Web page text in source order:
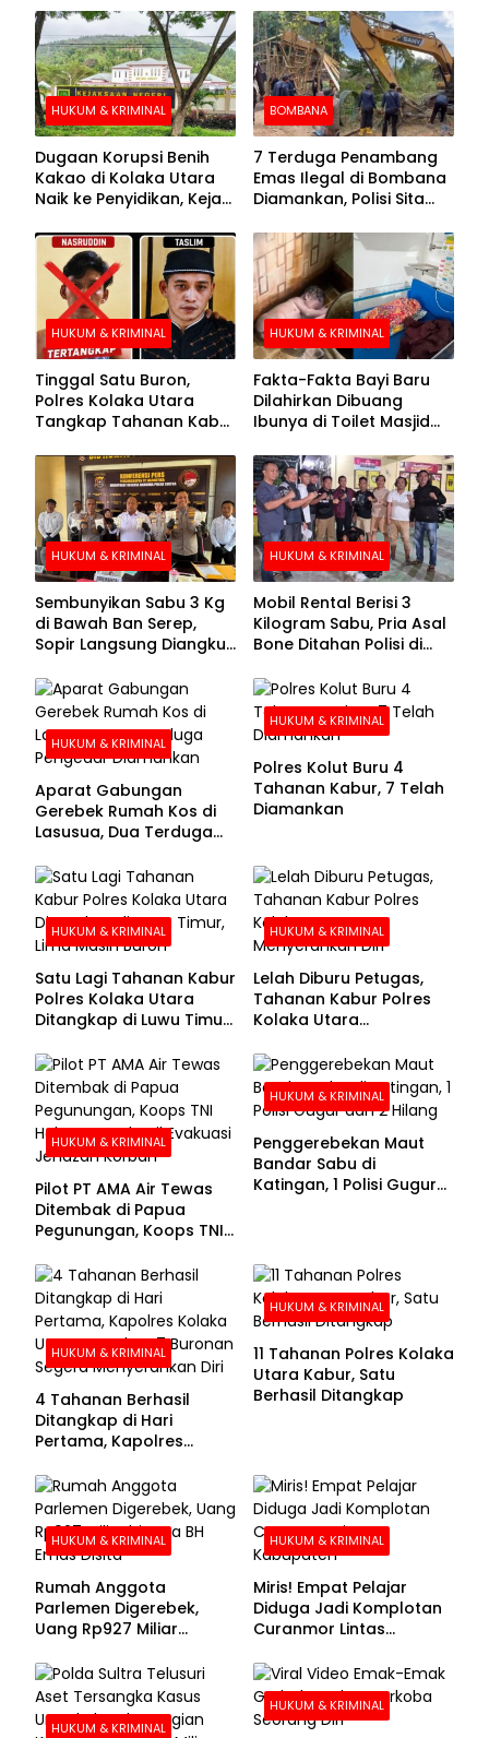
HUKUM & KRIMINAL
Dugaan Korupsi Benih
Kakao di Kolaka Utara
Naik ke Penyidikan, Kejari
BOMBANA
7 Terduga Penambang
Emas Ilegal di Bombana
Diamankan, Polisi Sita
Crusher
HUKUM & KRIMINAL
Tinggal Satu Buron,
Polres Kolaka Utara
Tangkap Tahanan Kabur
Pengejaran
HUKUM & KRIMINAL
Fakta-Fakta Bayi Baru
Dilahirkan Dibuang
Ibunya di Toilet Masjid
HUKUM & KRIMINAL
Sembunyikan Sabu 3 Kg
di Bawah Ban Serep,
Sopir Langsung Diangkut
HUKUM & KRIMINAL
Mobil Rental Berisi 3
Kilogram Sabu, Pria Asal
Bone Ditahan Polisi di
HUKUM & KRIMINAL
Aparat Gabungan
Gerebek Rumah Kos di
Lasusua, Dua Terduga
HUKUM & KRIMINAL
Polres Kolut Buru 4
Tahanan Kabur, 7 Telah
Diamankan
HUKUM & KRIMINAL
Satu Lagi Tahanan Kabur
Polres Kolaka Utara
Ditangkap di Luwu Timur,
HUKUM & KRIMINAL
Lelah Diburu Petugas,
Tahanan Kabur Polres
Kolaka Utara
HUKUM & KRIMINAL
Pilot PT AMA Air Tewas
Ditembak di Papua
Pegunungan, Koops TNI
Evakuasi Jenazah
Korban
HUKUM & KRIMINAL
Penggerebekan Maut
Bandar Sabu di
Katingan, 1 Polisi Gugur
HUKUM & KRIMINAL
4 Tahanan Berhasil
Ditangkap di Hari
Pertama, Kapolres
Buronan Segera
Menyerahkan Diri
HUKUM & KRIMINAL
11 Tahanan Polres Kolaka
Utara Kabur, Satu
Berhasil Ditangkap
HUKUM & KRIMINAL
Rumah Anggota
Parlemen Digerebek,
Uang Rp927 Miliar
HUKUM & KRIMINAL
Miris! Empat Pelajar
Diduga Jadi Komplotan
Curanmor Lintas
HUKUM & KRIMINAL
HUKUM & KRIMINAL